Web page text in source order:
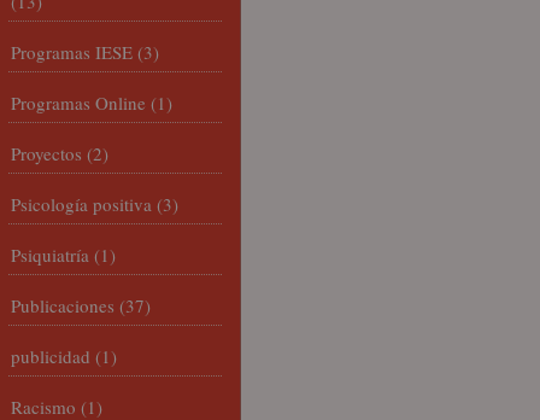
Programas IESE (3)
Programas Online (1)
Proyectos (2)
Psicología positiva (3)
Psiquiatría (1)
Publicaciones (37)
publicidad (1)
Racismo (1)